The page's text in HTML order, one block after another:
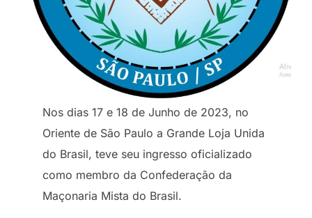
Nos dias 17 e 18 de Junho de 2023, no
Oriente de São Paulo a Grande Loja Unida
do Brasil, teve seu ingresso oficializado
como membro da Confederação da
Maçonaria Mista do Brasil.